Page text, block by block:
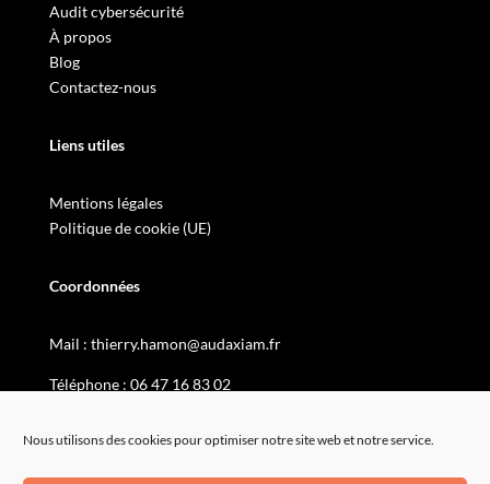
Nous utilisons des cookies pour optimiser notre site web et notre service.
Audit cybersécurité
À propos
Blog
Contactez-nous
Liens utiles
Mentions légales
Politique de cookie (UE)
Coordonnées
Mail : thierry.hamon@audaxiam.fr
Téléphone : 06 47 16 83 02